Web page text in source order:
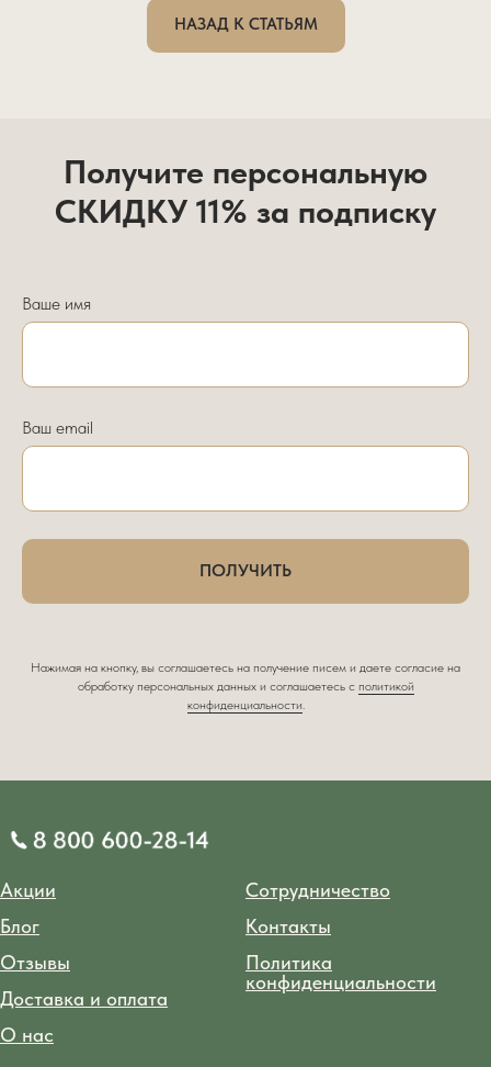
НАЗАД К СТАТЬЯМ
Получите персональную
СКИДКУ 11% за подписку
Ваше имя
Ваш email
ПОЛУЧИТЬ
Нажимая на кнопку, вы соглашаетесь на получение писем и даете согласие на
обработку персональных данных и соглашаетесь c политикой
конфиденциальности.
Акции
Блог
Отзывы
Доставка и оплата
О нас
Сотрудничество
Контакты
Политика
конфиденциальности